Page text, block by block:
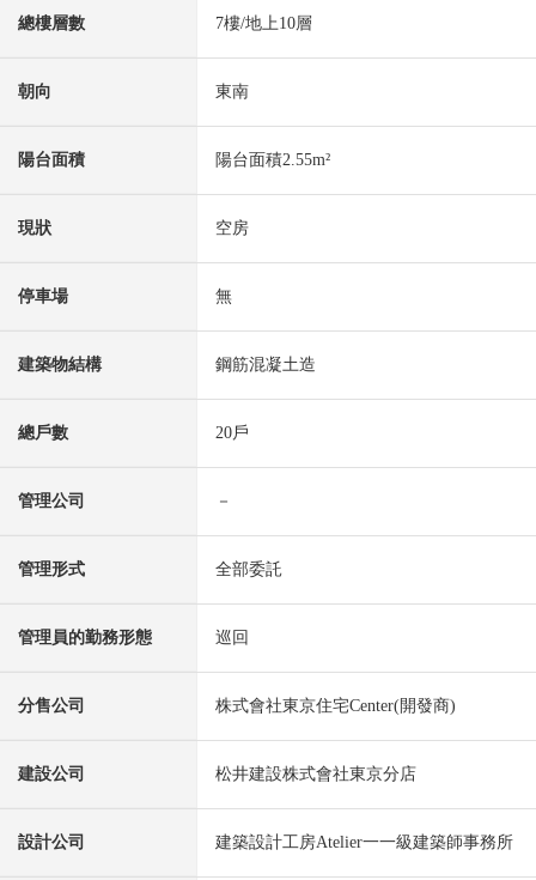
總樓層數 7樓/地上10層
朝向 東南
陽台面積 陽台面積2.55m²
現狀 空房
停車場 無
建築物結構 鋼筋混凝土造
總戶數 20戶
管理公司 －
管理形式 全部委託
管理員的勤務形態 巡回
分售公司 株式會社東京住宅Center(開發商)
建設公司 松井建設株式會社東京分店
設計公司 建築設計工房Atelier一一級建築師事務所